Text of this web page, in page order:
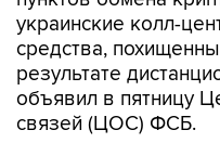
украинские колл-
средства,
результате
объявил в пятницу
связей (ЦОС) ФСБ.